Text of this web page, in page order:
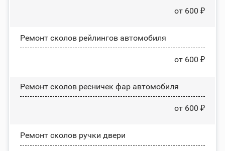
от 600 ₽
Ремонт сколов рейлингов автомобиля
от 600 ₽
Ремонт сколов ресничек фар автомобиля
от 600 ₽
Ремонт сколов ручки двери